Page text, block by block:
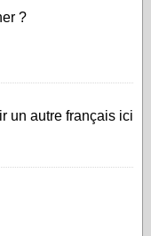
?
un autre français ici